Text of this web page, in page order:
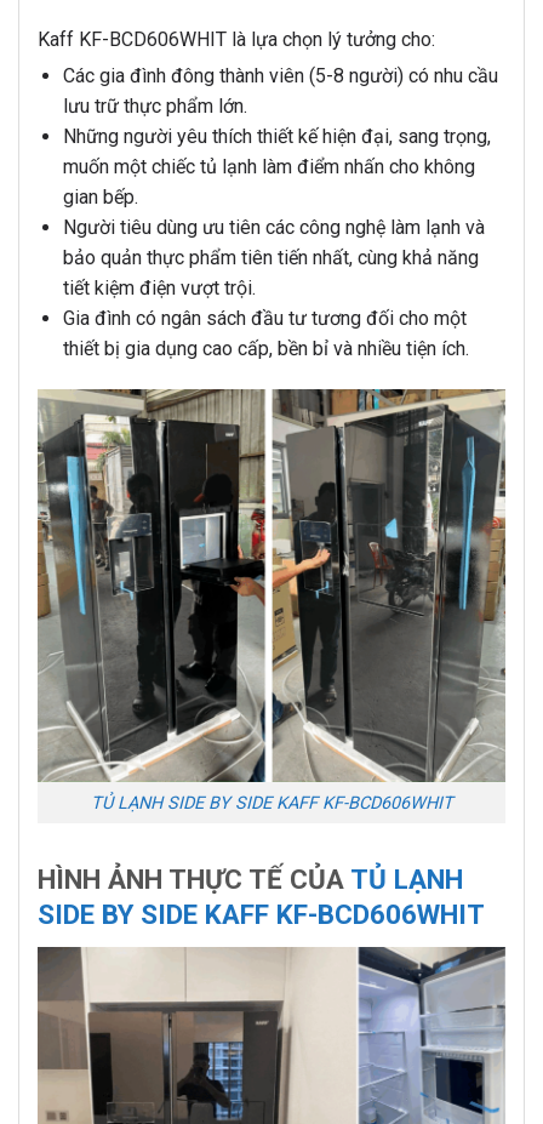
Kaff KF-BCD606WHIT là lựa chọn lý tưởng cho:
Các gia đình đông thành viên (5-8 người) có nhu cầu
lưu trữ thực phẩm lớn.
Những người yêu thích thiết kế hiện đại, sang trọng,
muốn một chiếc tủ lạnh làm điểm nhấn cho không
gian bếp.
Người tiêu dùng ưu tiên các công nghệ làm lạnh và
bảo quản thực phẩm tiên tiến nhất, cùng khả năng
tiết kiệm điện vượt trội.
Gia đình có ngân sách đầu tư tương đối cho một
thiết bị gia dụng cao cấp, bền bỉ và nhiều tiện ích.
TỦ LẠNH SIDE BY SIDE KAFF KF-BCD606WHIT
HÌNH ẢNH THỰC TẾ CỦA TỦ LẠNH
SIDE BY SIDE KAFF KF-BCD606WHIT